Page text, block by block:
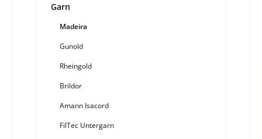
Garn
Madeira
Gunold
Rheingold
Brildor
Amann Isacord
FilTec Untergarn